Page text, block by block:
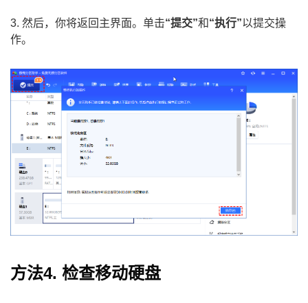
3. 然后，你将返回主界面。单击“提交”和“执行”以提交操
作。
方法4. 检查移动硬盘